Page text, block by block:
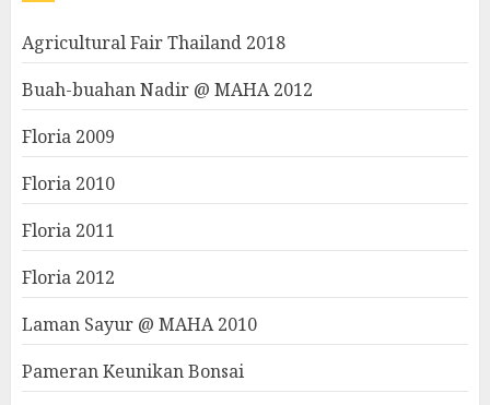
Agricultural Fair Thailand 2018
Buah-buahan Nadir @ MAHA 2012
Floria 2009
Floria 2010
Floria 2011
Floria 2012
Laman Sayur @ MAHA 2010
Pameran Keunikan Bonsai